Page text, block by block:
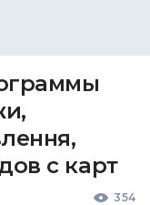
с карт
354